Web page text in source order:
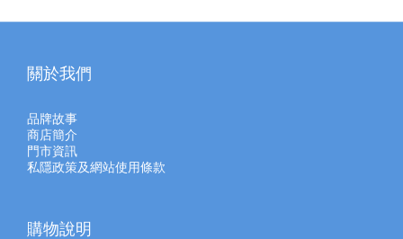
關於我們
品牌故事
商店簡介
門市資訊
私隱政策及網站使用條款
購物說明